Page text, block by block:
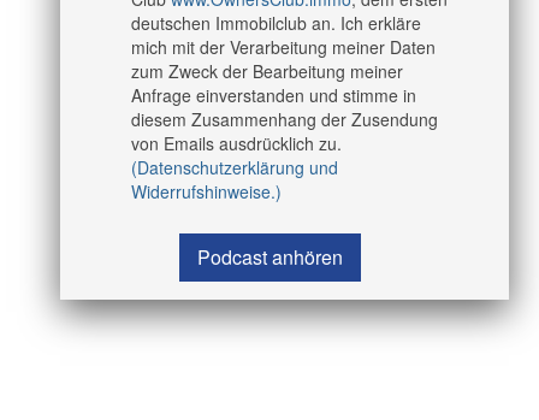
deutschen Immobilclub an. Ich erkläre
mich mit der Verarbeitung meiner Daten
zum Zweck der Bearbeitung meiner
Anfrage einverstanden und stimme in
diesem Zusammenhang der Zusendung
von Emails ausdrücklich zu.
(Datenschutzerklärung und
Widerrufshinweise.)
Podcast anhören